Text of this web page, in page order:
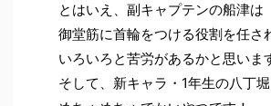
とはいえ、副キャプテンの船津は
御堂筋に首輪をつける役割を任さ
いろいろと苦労があるかと思いま
そして、新キャラ・1年生の八丁堀